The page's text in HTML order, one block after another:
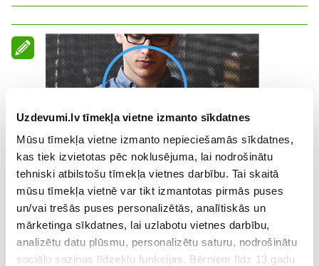
Uzdevumi.lv tīmekļa vietne izmanto sīkdatnes
Mūsu tīmekļa vietne izmanto nepieciešamās sīkdatnes,
kas tiek izvietotas pēc noklusējuma, lai nodrošinātu
tehniski atbilstošu tīmekļa vietnes darbību. Tai skaitā
mūsu tīmekļa vietnē var tikt izmantotas pirmās puses
un/vai trešās puses personalizētās, analītiskās un
mārketinga sīkdatnes, lai uzlabotu vietnes darbību,
analizētu datu plūsmu, personalizētu saturu, nodrošinātu
sociālo saziņas līdzekļu funkcijas. Bērniem līdz 13 gadu
collar— [ˈkɒl.ər] — apkakle